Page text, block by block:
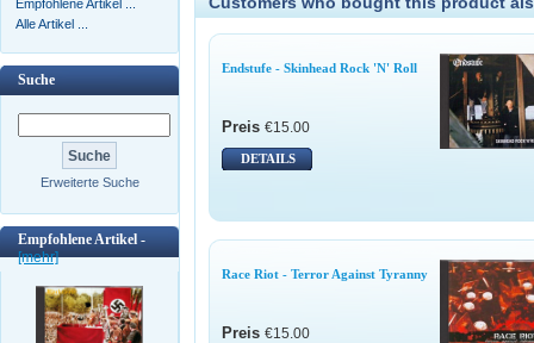
Empfohlene Artikel ...
Alle Artikel ...
Suche
Erweiterte Suche
Empfohlene Artikel -
[mehr]
Endstufe - Skinhead Rock 'N' Roll
Preis €15.00
DETAILS
Race Riot - Terror Against Tyranny
Preis €15.00